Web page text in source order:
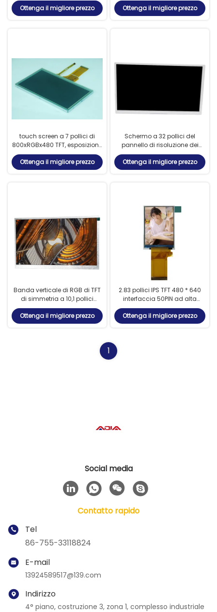
Ottenga il migliore prezzo
FPC TFT LCD
Ottenga il migliore prezzo
touch screen a 7 pollici di
800xRGBx480 TFT, esposizione
LCD di Pin di 16.7M Color 50
Ottenga il migliore prezzo
Schermo a 32 pollici del
pannello di risoluzione dei
moduli 2K di TFT LCD
dell'interfaccia di LVDS
Ottenga il migliore prezzo
Banda verticale di RGB di TFT
di simmetria a 10,1 pollici
resistente anabbagliante
dello schermo attivabile al
tatto
Ottenga il migliore prezzo
2.83 pollici IPS TFT 480 * 640
interfaccia 50PIN ad alta
definizione schermo di
visualizzazione del terminale
di controllo industriale
Ottenga il migliore prezzo
1
Social media
Contatto rapido
Tel
86-755-33118824
E-mail
13924589517@139.com
Indirizzo
4° piano, costruzione 3, zona 1, complesso industriale